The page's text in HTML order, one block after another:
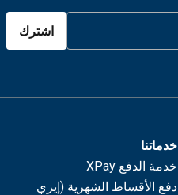
اشترك
خدماتنا
خدمة الدفع XPay
دفع الأقساط الشهرية (إيزي